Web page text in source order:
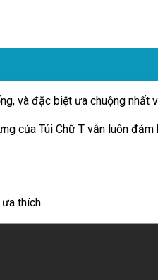
và đặc biệt ưa chuộng nhất
của Túi Chữ T vẫn luôn
thích